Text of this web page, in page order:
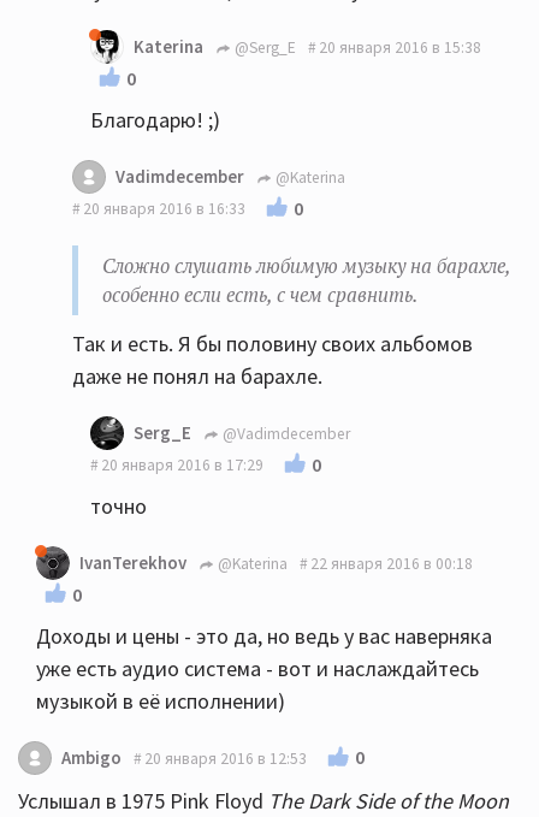
Katerina @Serg_E 20 января 2016 в 15:38
0
Благодарю! ;)
Vadimdecember
@Katerina
20 января 2016 в 16:33
0
Сложно слушать любимую музыку на барахле,
особенно если есть, с чем сравнить.
Так и есть. Я бы половину своих альбомов
даже не понял на барахле.
Serg_E
@Vadimdecember
20 января 2016 в 17:29
0
точно
IvanTerekhov @Katerina 22 января 2016 в 00:18
0
Доходы и цены - это да, но ведь у вас наверняка
уже есть аудио система - вот и наслаждайтесь
музыкой в её исполнении)
Ambigo 20 января 2016 в 12:53 0
Услышал в 1975 Pink Floyd The Dark Side of the Moon